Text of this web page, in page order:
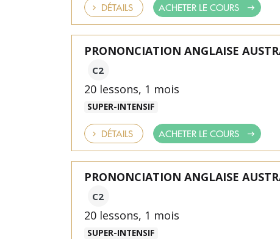
DÉTAILS ACHETER LE COURS
PRONONCIATION ANGLAISE
C2
20 lessons, 1 mois
SUPER-INTENSIF
DÉTAILS ACHETER LE COURS
PRONONCIATION ANGLAISE
C2
20 lessons, 1 mois
SUPER-INTENSIF